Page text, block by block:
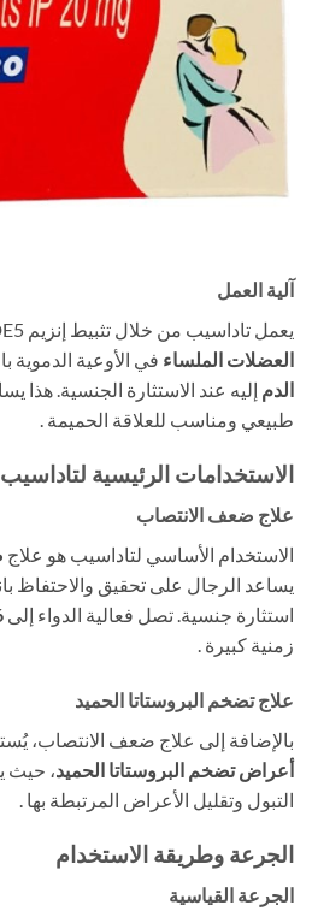
آلية العمل
يعمل تاداسيب من خلال تثبيط إنزيم PDE5، مما يؤدي إلى
العضلات الملساء في الأوعية الدموية
الدم إليه عند الاستثارة الجنسية.
طبيعي ومناسب للعلاقة الحميمة .
الاستخدامات الرئيسية لتاداسيب 20 ملجم
علاج ضعف الانتصاب
الاستخدام الأساسي لتاداسيب هو علاج
يساعد الرجال على تحقيق والاحتفاظ
استثارة جنسية. تصل فعالية الدواء إلى
زمنية كبيرة .
علاج تضخم البروستاتا الحميد
بالإضافة إلى علاج ضعف الانتصاب،
أعراض تضخم البروستاتا الحميد، حيث
التبول وتقليل الأعراض المرتبطة بها .
الجرعة وطريقة الاستخدام
الجرعة القياسية